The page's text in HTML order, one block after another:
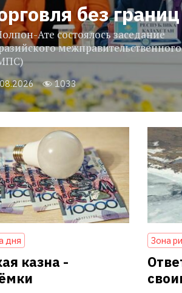
без границ
Ате состоялось заседание
межправительственного
1033
дня
казна -
Зона